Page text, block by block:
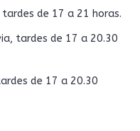
de 17 a 21 horas.
tardes de 17 a 20.30
de 17 a 20.30